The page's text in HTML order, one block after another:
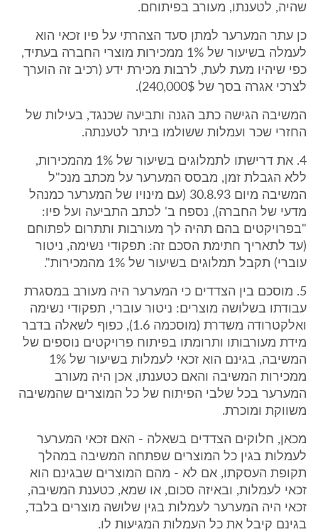
שהיה, לטענתו, מעורב בפיתוחם.
כן עתר המערער למתן סעד הצהרתי על פיו זכאי הוא
לעמלה בשיעור של 1% ממכירות מוצרי החברה בעתיד,
כפי שיהיו מעת לעת, לרבות מכירת ידע (רכיב זה הוערך
לצרכי אגרה בסך של 240,000$).
המשיבה הגישה כתב הגנה ותביעה שכנגד, בעילות של
החזרי שכר ועמלות ששולמו ביתר לטענתה.
4. את דרישתו לתמלוגים בשיעור של 1% מהמכירות,
ללא הגבלת זמן, מבסס המערער על מכתב מנכ"ל
המשיבה מיום 30.8.93 (עם מינויו של המערער כמנהל
מדעי של החברה), נספח ב' לכתב התביעה ועל פיו:
"בפרויקטים בהם תהיה לך מעורבות ותתרום לפתוחם
(עד לתאריך חתימת הסכם זה: תפקודי נשימה, ניטור
עוברי) תקבל תמלוגים בשיעור של 1% מהמכירות".
5. מוסכם בין הצדדים כי המערער היה מעורב במסגרת
עבודתו בשלושה מוצרים: ניטור עוברי, תפקודי נשימה
ואלקטרודה משדרת (מוסכמה 1.6), כפוף לשאלה בדבר
מידת מעורבותו ותרומתו בפיתוח פרויקטים נוספים של
המשיבה, בגינם הוא זכאי לעמלות בשיעור של 1%
ממכירות המשיבה והאם כטענתו, אכן היה מעורב
המערער בכל שלבי הפיתוח של כל המוצרים שהמשיבה
משווקת ומוכרת.
מכאן, חלוקים הצדדים בשאלה - האם זכאי המערער
לעמלות בגין כל המוצרים שפתחה המשיבה במהלך
תקופת העסקתו, אם לא - מהם המוצרים שבגינם הוא
זכאי לעמלות, ובאיזה סכום, או שמא, כטענת המשיבה,
זכאי היה המערער לעמלות בגין שלושה מוצרים בלבד,
בגינם קיבל את כל העמלות המגיעות לו.